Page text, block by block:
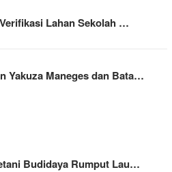
Lahan Sekolah …
Yakuza Maneges dan Bata…
Budidaya Rumput Lau…